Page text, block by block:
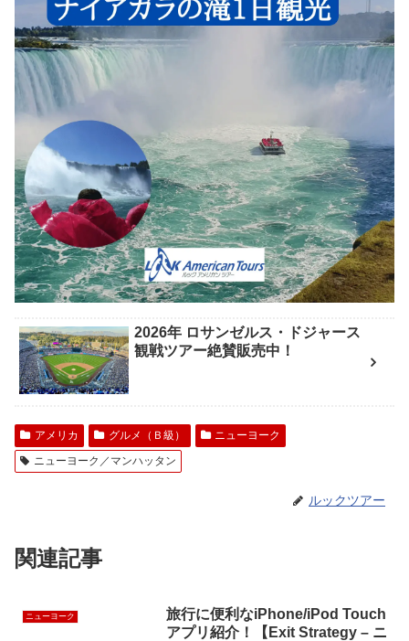
2026年 ロサンゼルス・ドジャース
観戦ツアー絶賛販売中！
アメリカ グルメ（Ｂ級）
ニューヨーク
ニューヨーク／マンハッタン
ルックツアー
関連記事
ニューヨーク
旅行に便利なiPhone/iPod Touch
アプリ紹介！【Exit Strategy – ニ